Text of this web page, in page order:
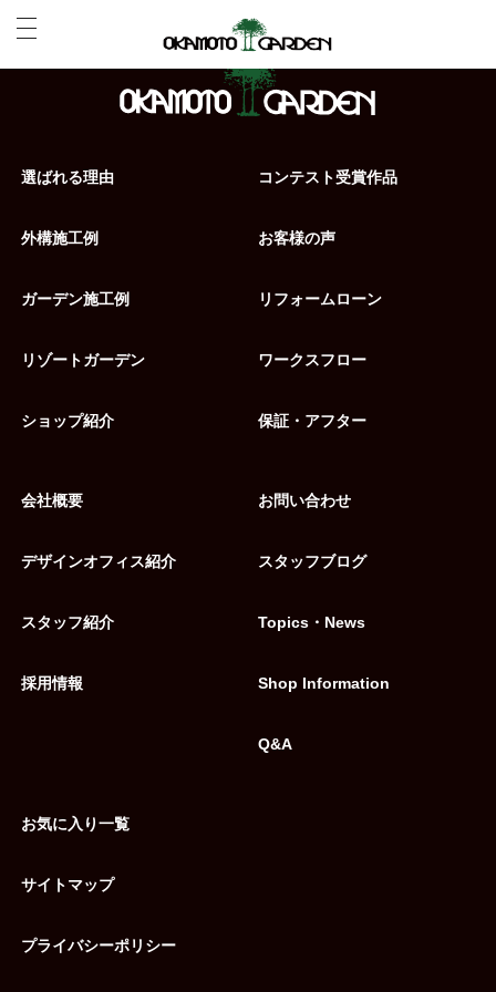
選ばれる理由
外構施工例
ガーデン施工例
リゾートガーデン
ショップ紹介
コンテスト受賞作品
お客様の声
リフォームローン
ワークスフロー
保証・アフター
会社概要
デザインオフィス紹介
スタッフ紹介
採用情報
お問い合わせ
スタッフブログ
Topics・News
Shop Information
Q&A
お気に入り一覧
サイトマップ
プライバシーポリシー